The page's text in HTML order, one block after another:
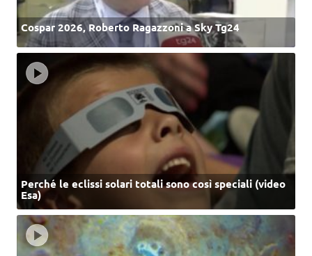
Cospar 2026, Roberto Ragazzoni a Sky Tg24
Perché le eclissi solari totali sono così speciali (video
Esa)